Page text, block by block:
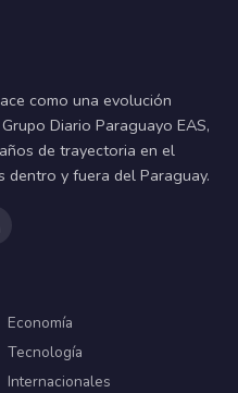
como una evolución
Diario Paraguayo EAS,
de trayectoria en el
y fuera del Paraguay.
Economía
Tecnología
Internacionales